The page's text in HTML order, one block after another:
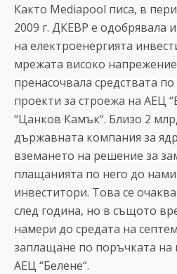
Както Mediapool писа, в
2009 г. ДКЕВР е одобрявала
на електроенергията
мрежата високо
пренасочвала средствата
проекти за строежа на АЕЦ
“Цанков Камък“. Близо 2
държавната компания за
вземането на решение за
плащанията по него до
инвеститори. Това се
след година, но в същото
намери до средата на
заплащане по поръчката на
АЕЦ “Белене“.